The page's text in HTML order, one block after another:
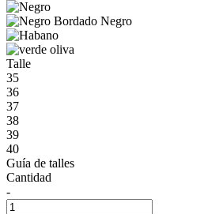
Talle
35
36
37
38
39
40
Guía de talles
Cantidad
-